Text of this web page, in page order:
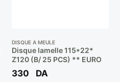
DISQUE A MEULE
Disque lamelle 115*22*
Z120 (B/ 25 PCS) ** EURO
330 DA